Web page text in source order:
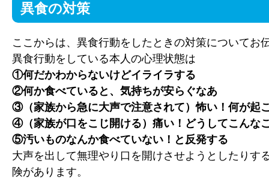
異食の対策
ここからは、異食行動をしたときの対策についてお
異食行動をしている本人の心理状態は
①何だかわからないけどイライラする
②何か食べていると、気持ちが安らぐなあ
③（家族から急に大声で注意されて）怖い！何が起
④（家族が口をこじ開ける）痛い！どうしてこんな
⑤汚いものなんか食べていない！と反発する
大声を出して無理やり口を開けさせようとしたりす
険があります。